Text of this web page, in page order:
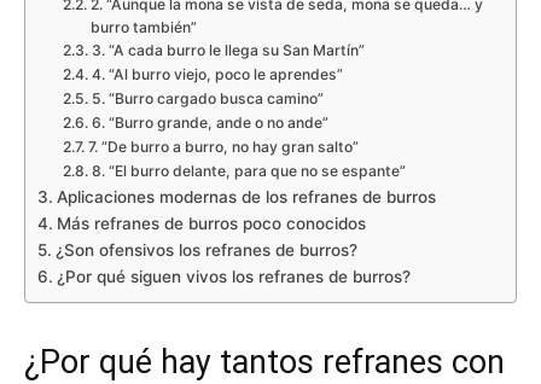
2. “Aunque la mona se vista de seda, mona se queda… y
burro también”
3. “A cada burro le llega su San Martín”
4. “Al burro viejo, poco le aprendes”
5. “Burro cargado busca camino”
6. “Burro grande, ande o no ande”
7. “De burro a burro, no hay gran salto”
8. “El burro delante, para que no se espante”
Aplicaciones modernas de los refranes de burros
Más refranes de burros poco conocidos
¿Son ofensivos los refranes de burros?
¿Por qué siguen vivos los refranes de burros?
¿Por qué hay tantos refranes con